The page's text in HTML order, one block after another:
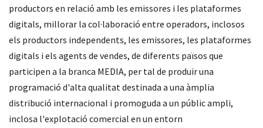
productors en relació amb les emissores i les plataformes
digitals, millorar la col·laboració entre operadors, inclosos
els productors independents, les emissores, les plataformes
digitals i els agents de vendes, de diferents països que
participen a la branca MEDIA, per tal de produir una
programació d'alta qualitat destinada a una àmplia
distribució internacional i promoguda a un públic ampli,
inclosa l'explotació comercial en un entorn